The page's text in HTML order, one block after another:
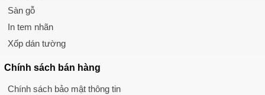
Sàn gỗ
In tem nhãn
Xốp dán tường
Chính sách bán hàng
Chính sách bảo mật thông tin